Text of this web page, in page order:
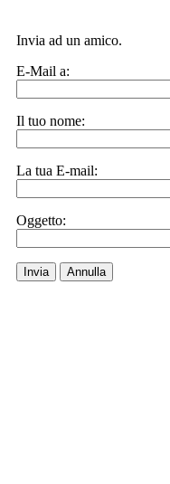
Invia ad un amico.
E-Mail a:
Il tuo nome:
La tua E-mail:
Oggetto:
Invia Annulla